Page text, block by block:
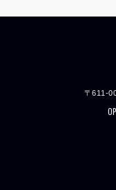
〒611-